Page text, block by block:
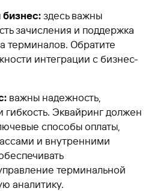
здесь важны
зачисления и поддержка
терминалов. Обратите
интеграции с бизнес-
важны надежность,
гибкость. Эквайринг должен
способы оплаты,
и внутренними
терминальной
аналитику.